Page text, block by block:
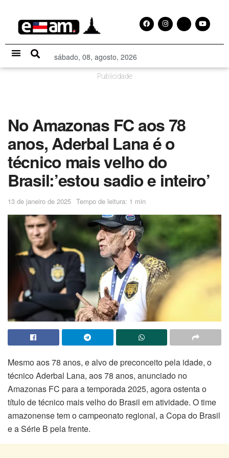
sábado, 08, agosto, 2026
Publicidade
No Amazonas FC aos 78
anos, Aderbal Lana é o
técnico mais velho do
Brasil:’estou sadio e inteiro’
13 de janeiro de 2025 Tempo de leitura: 1 min
Mesmo aos 78 anos, e alvo de preconceito pela idade, o
técnico Aderbal Lana, aos 78 anos, anunciado no
Amazonas FC para a temporada 2025, agora ostenta o
título de técnico mais velho do Brasil em atividade. O time
amazonense tem o campeonato regional, a Copa do Brasil
e a Série B pela frente.